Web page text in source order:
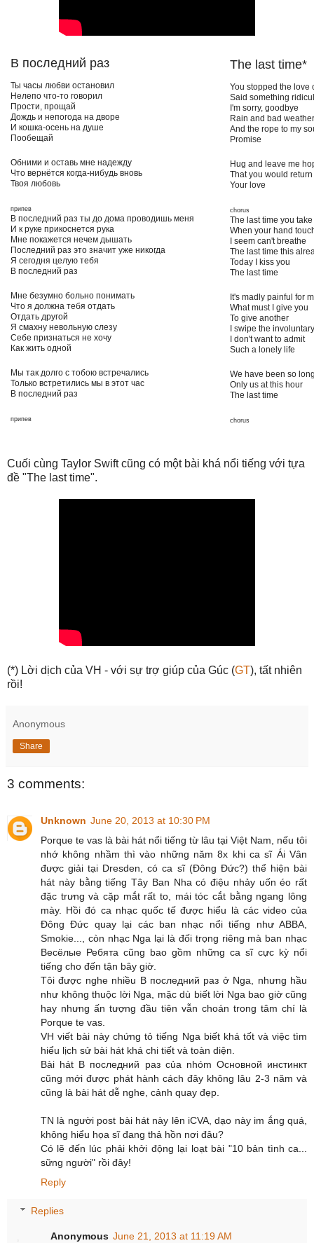
B последний раз The last time*
Ты часы любви остановил
Нелепо что-то говорил
Прости, прощай
Дождь и непогода на дворе
И кошка-осень на душе
Пообещай
Обними и оставь мне надежду
Что вернётся когда-нибудь вновь
Твоя любовь
припев
В последний раз ты до дома проводишь меня
И к руке прикоснется рука
Мне покажется нечем дышать
Последний раз это значит уже никогда
Я сегодня целую тебя
В последний раз
Мне безумно больно понимать
Что я должна тебя отдать
Отдать другой
Я смахну невольную слезу
Себе признаться не хочу
Как жить одной
Мы так долго с тобою встречались
Только встретились мы в этот час
В последний раз
припев
You stopped the love
Said something
I'm sorry, goodbye
Rain and bad
And the rope to my
Promise
Hug and leave me
That you would
Your love
chorus
The last time you
When your hand
I seem can't breathe
The last time this
Today
I kiss you
The last time
It's madly painful for
What must I give you
To give another
I swipe the
I don't want to admit
Such a lonely life
We have been so
Only us at this hour
The last time
chorus
Cuối cùng Taylor Swift cũng có một bài khá nổi tiếng với tựa
đề "The last time".
(*) Lời dịch của VH - với sự trợ giúp của Gúc (GT), tất nhiên
rồi!
Anonymous
Share
3 comments:
Unknown June 20, 2013 at 10:30 PM
Porque te vas là bài hát nổi tiếng từ lâu tại Việt Nam, nếu tôi
nhớ không nhầm thì vào những năm 8x khi ca sĩ Ái Vân
được giải tại Dresden, có ca sĩ (Đông Đức?) thể hiện bài
hát này bằng tiếng Tây Ban Nha có điệu nhảy uốn éo rất
đặc trưng và cặp mắt rất to, mái tóc cắt bằng ngang lông
mày. Hồi đó ca nhạc quốc tế được hiểu là các video của
Đông Đức quay lại các ban nhạc nổi tiếng như ABBA,
Smokie..., còn nhạc Nga lại là đối trọng riêng mà ban nhạc
Весёлые Ребята cũng bao gồm những ca sĩ cực kỳ nổi
tiếng cho đến tận bây giờ.
Tôi được nghe nhiều В последний раз ở Nga, nhưng hầu
như không thuộc lời Nga, mặc dù biết lời Nga bao giờ cũng
hay nhưng ấn tượng đầu tiên vẫn choán trong tâm chí là
Porque te vas.
VH viết bài này chứng tỏ tiếng Nga biết khá tốt và việc tìm
hiểu lịch sử bài hát khá chi tiết và toàn diện.
Bài hát В последний раз của nhóm Основной инстинкт
cũng mới được phát hành cách đây không lâu 2-3 năm và
cũng là bài hát dễ nghe, cảnh quay đẹp.
TN là người post bài hát này lên iCVA, dạo này im ắng quá,
không hiểu họa sĩ đang thả hồn nơi đâu?
Có lẽ đến lúc phải khởi động lại loạt bài "10 bản tình ca...
sững người" rồi đây!
Reply
Replies
Anonymous June 21, 2013 at 11:19 AM